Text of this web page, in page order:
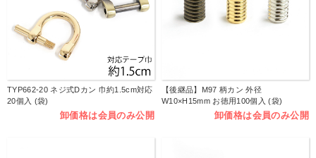
TYP662-20 ネジ式Dカン 巾約1.5cm対応
20個入 (袋)
卸価格は会員のみ公開
【後継品】M97 柄カン 外径
W10×H15mm お徳用100個入 (袋)
卸価格は会員のみ公開